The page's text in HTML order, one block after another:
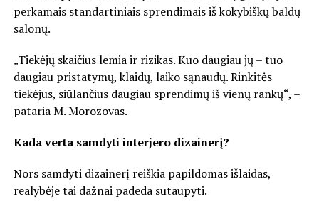
perkamais standartiniais sprendimais iš kokybiškų baldų
salonų.
„Tiekėjų skaičius lemia ir rizikas. Kuo daugiau jų – tuo
daugiau pristatymų, klaidų, laiko sąnaudų. Rinkitės
tiekėjus, siūlančius daugiau sprendimų iš vienų rankų“, –
pataria M. Morozovas.
Kada verta samdyti interjero dizainerį?
Nors samdyti dizainerį reiškia papildomas išlaidas,
realybėje tai dažnai padeda sutaupyti.